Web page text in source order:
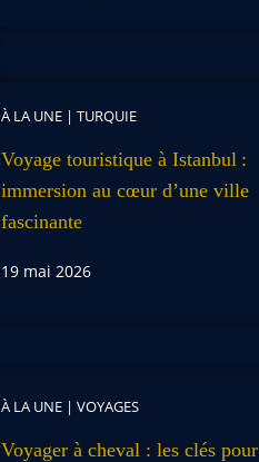
À LA UNE| TURQUIE
Voyage touristique à Istanbul :
immersion au cœur d’une ville
fascinante
19 mai 2026
À LA UNE| VOYAGES
Voyager à cheval : les clés pour